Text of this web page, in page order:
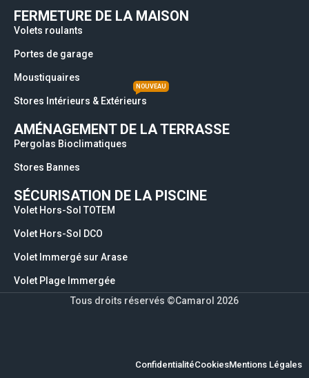
FERMETURE DE LA MAISON
Volets roulants
Portes de garage
Moustiquaires
Stores Intérieurs & Extérieurs
NOUVEAU
AMÉNAGEMENT DE LA TERRASSE
Pergolas Bioclimatiques
Stores Bannes
SÉCURISATION DE LA PISCINE
Volet Hors-Sol TOTEM
Volet Hors-Sol DCO
Volet Immergé sur Arase
Volet Plage Immergée
Tous droits réservés ©Camarol 2026
Mentions Légales
Cookies
Confidentialité